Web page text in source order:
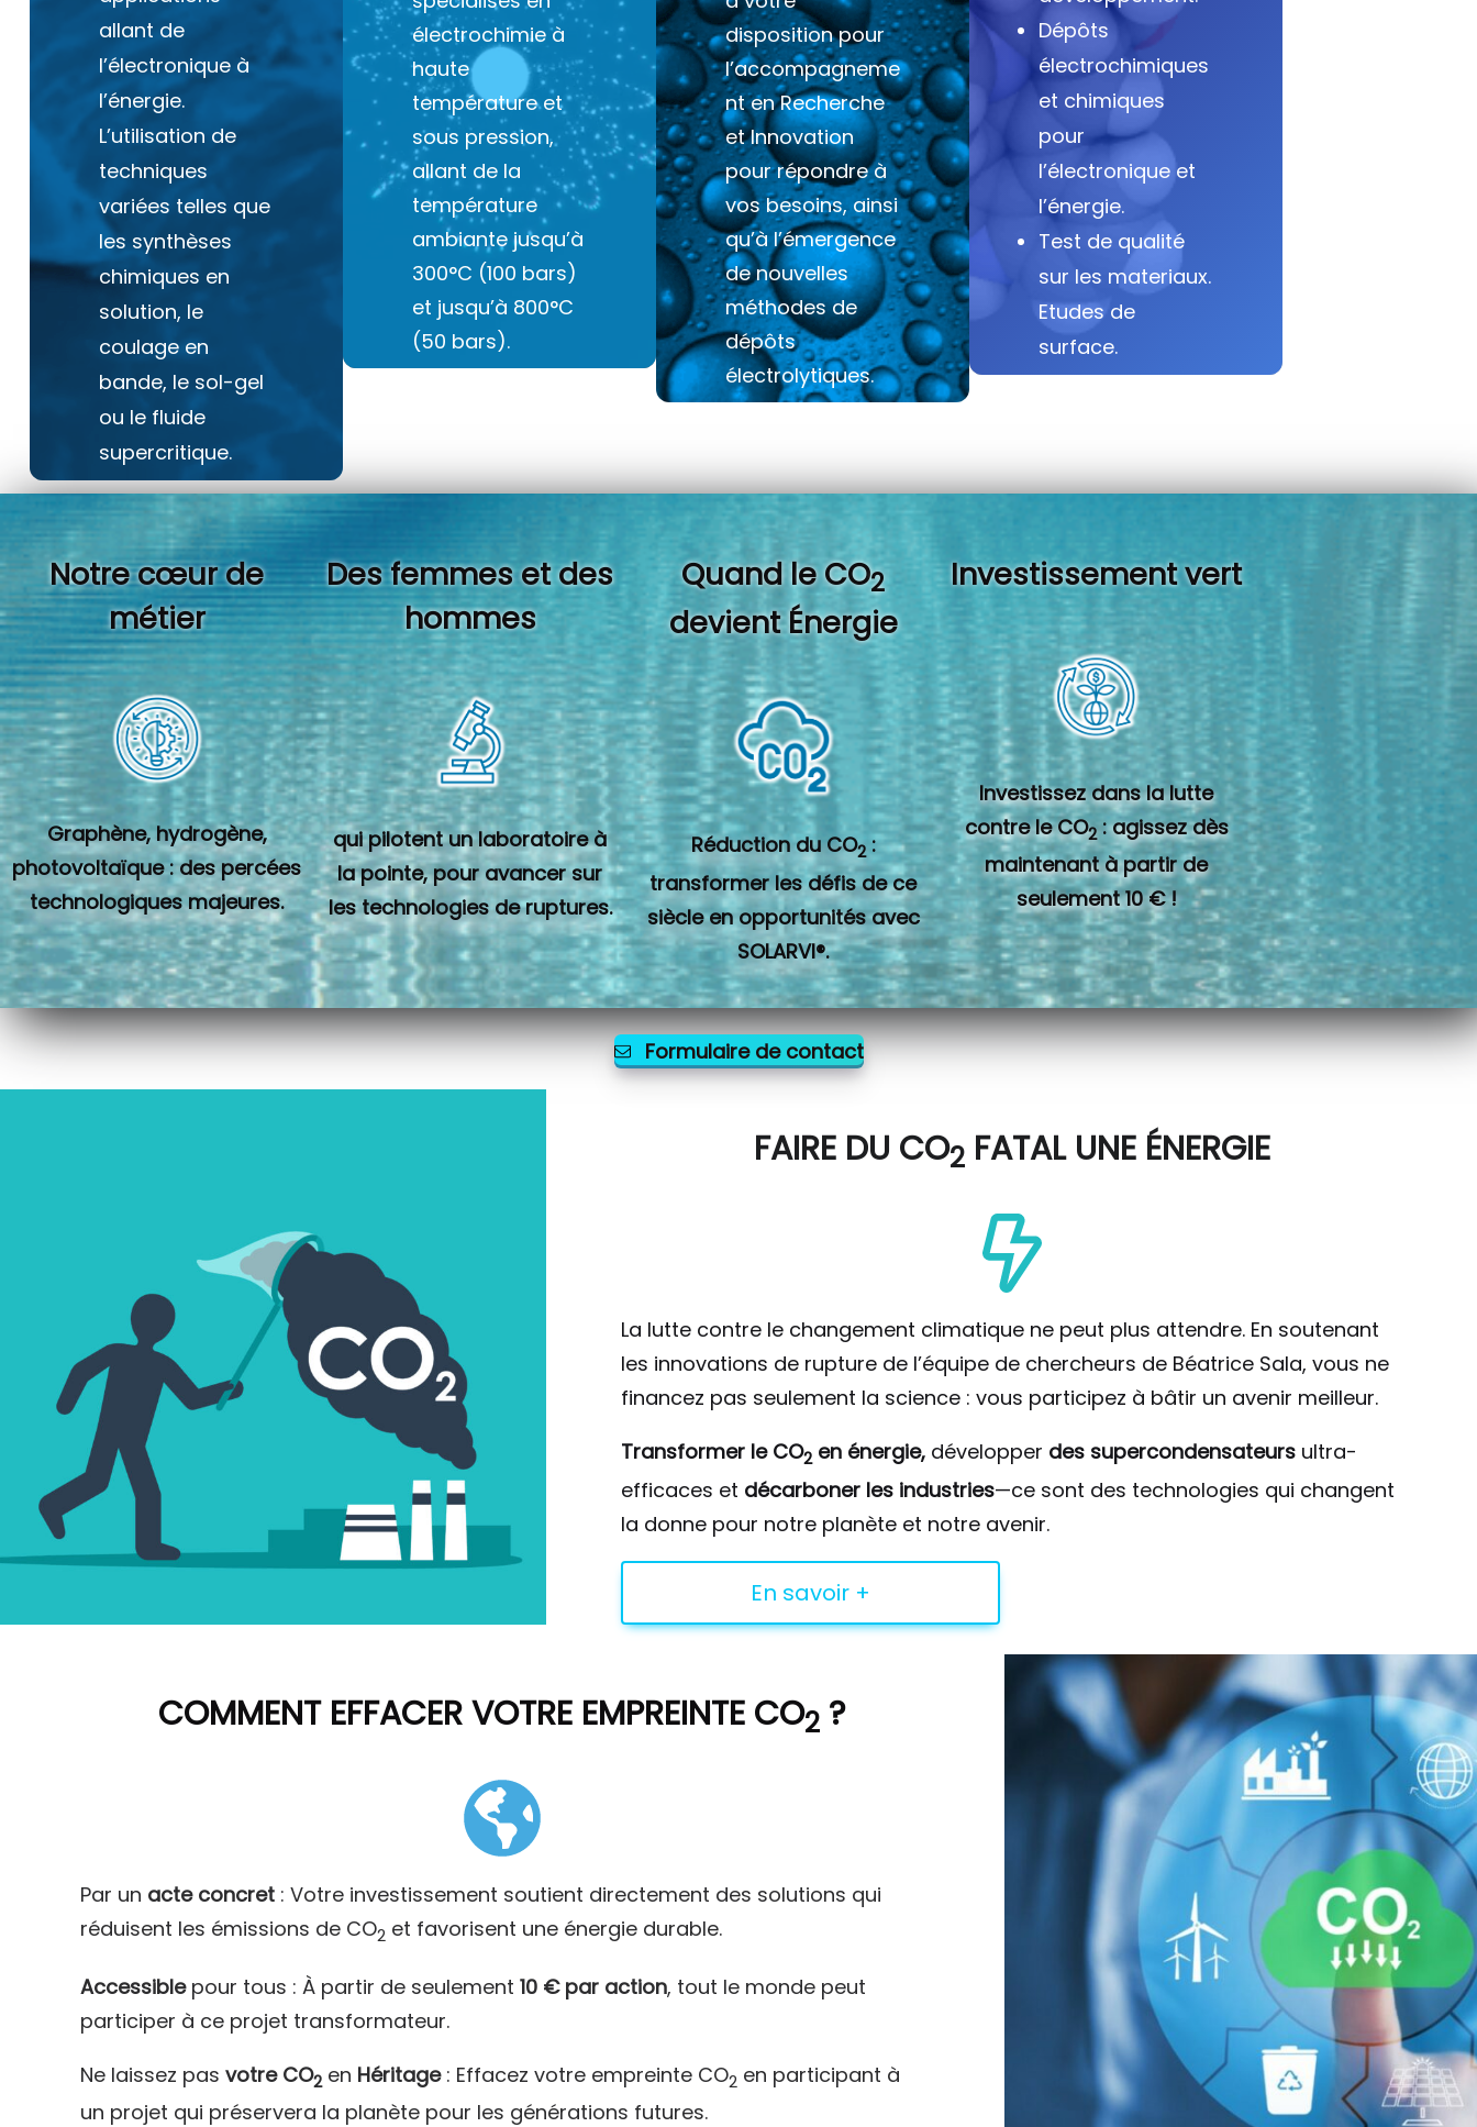
allant de
l’électronique à
l’énergie.
L’utilisation de
techniques
variées telles que
les synthèses
chimiques en
solution, le
coulage en
bande, le sol-gel
ou le fluide
supercritique.
électrochimie à
haute
température et
sous pression,
allant de la
température
ambiante jusqu’à
300°C (100 bars)
et jusqu’à 800°C
(50 bars).
disposition pour
l’accompagneme
nt en Recherche
et Innovation
pour répondre à
vos besoins, ainsi
qu’à l’émergence
de nouvelles
méthodes de
dépôts
électrolytiques.
Dépôts
électrochimiques
et chimiques
pour
l’électronique et
l’énergie.
Test de qualité
sur les materiaux.
Etudes de
surface.
Notre cœur de
métier
Graphène, hydrogène,
photovoltaïque : des percées
technologiques majeures.
Des femmes et des
hommes
qui pilotent un laboratoire à
la pointe, pour avancer sur
les technologies de ruptures.
Quand le CO2
devient Énergie
Réduction du CO2 :
transformer les défis de ce
siècle en opportunités avec
SOLARVI®.
Investissement vert
Investissez dans la lutte
contre le CO2 : agissez dès
maintenant à partir de
seulement 10 € !
Formulaire de contact
FAIRE DU CO2FATAL UNE ÉNERGIE
La lutte contre le changement climatique ne peut plus attendre. En soutenant
les innovations de rupture de l’équipe de chercheurs de Béatrice Sala, vous ne
financez pas seulement la science : vous participez à bâtir un avenir meilleur.
Transformer le CO2 en énergie, développer des supercondensateurs ultra-
efficaces et décarboner les industries—ce sont des technologies qui changent
la donne pour notre planète et notre avenir.
En savoir +
COMMENT EFFACER VOTRE EMPREINTE CO2 ?
Par un acte concret : Votre investissement soutient directement des solutions qui
réduisent les émissions de CO2 et favorisent une énergie durable.
Accessiblepour tous : À partir de seulement10 € par action, tout le monde peut
participer à ce projet transformateur.
Ne laissez pasvotre CO2 en Héritage: Effacez votre empreinte CO2 en participant à
un projet qui préservera la planète pour les générations futures.